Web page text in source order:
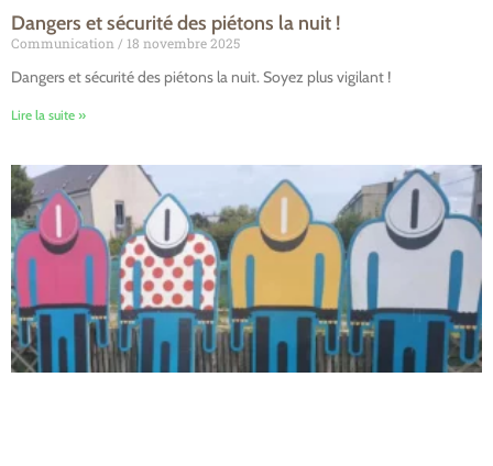
Dangers et sécurité des piétons la nuit !
Communication 18 novembre 2025
Dangers et sécurité des piétons la nuit. Soyez plus vigilant !
Lire la suite »